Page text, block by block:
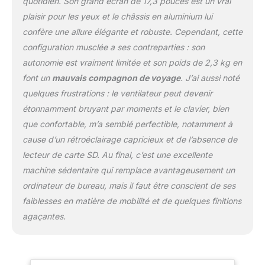
sur le test MobileMark
Li-ion (3 cellules / 48,5
Wh) Domaine
d'application : grâce aux
nombreuses fonctions
du Acer aspire, vous
pouvez effectuer
d'innombrables tâches.
Avec les derniers
processeurs Intel Core et
les cartes graphiques
NVIDIA existantes en
fonction du modèle, vous
découvrirez un
multitâche net et pouvez
lumineux, pavé
plaisir pour les yeux et le châssis en aluminium lui
confère une allure élégante et robuste. Cependant, cette
configuration musclée a ses contreparties : son
autonomie est vraiment limitée et son poids de 2,3 kg en
font un mauvais compagnon de voyage. J’ai aussi noté
quelques frustrations : le ventilateur peut devenir
étonnamment bruyant par moments et le clavier, bien
que confortable, m’a semblé perfectible, notamment à
cause d’un rétroéclairage capricieux et de l’absence de
lecteur de carte SD. Au final, c’est une excellente
machine sédentaire qui remplace avantageusement un
ordinateur de bureau, mais il faut être conscient de ses
faiblesses en matière de mobilité et de quelques finitions
agaçantes.